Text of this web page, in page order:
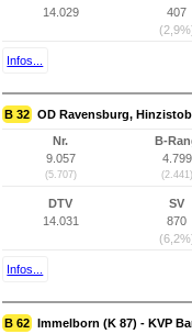
14.029
407
Infos...
B 32 OD Ravensburg,
Nr.
9.057
(5.707)
B-
4.799
(2.441)
DTV
14.031
SV
870
Infos...
B 62 Immelborn (K 87) - KVP